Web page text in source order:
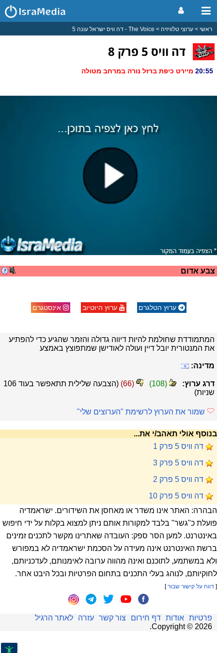
ראשי ערוצי טלוויזיה The Voice - דה וויס ישראל עונה 5
דה וויס 5 פרק 8
צבע אדום
ערוץ הטלגרם ערוץ היוטיוב אינסטגרם
המתמודדת שחולמת להיות דיווה גדולה והזמר שהגיע כדי להפתיע
את המנטורית יובל דיין ועולה לאודישן שמתפוצץ באמצע
מדינה:
דרג ערוץ: (
108
)
(
66
) (הצבעה שלילית תתאפשר בעוד 105
שניות)
שמור את הערוץ לרשימת "הערוצים שלי"
בנוסף אולי תאהב/י את...
דה וויס 5 פרק 1
דה וויס 5 פרק 3
דה וויס 5 פרק 2
דה וויס 5 פרק 10
הבהרה: האתר אינו משדר או מאחסן את השידורים. ישראמדיה
פועלת כ"גשר" בלבד למקורות אותם ניתן למצוא בקלות על ידי חיפוש
באינטרנט. למען הסר ספק: העובדה שאתרינו מקשר לתכנים זמינים
ברשת האינטרנט אינה מעידה על הסכמת ישראמדיה לא במפורש
ולא במשתמע, לתוכנם ואינה מהווה ערובה לאימנותם, לעדכניותם,
לחוקיותם, לנוהג בעלי התכנים בתחום הפרטיות ובכל היבט אחר.
[ דווח על קישור שבור]
פרטיות אודות דף חירום צור קשר עזרה
לאתר הרגיל
Copyright © 2026
.